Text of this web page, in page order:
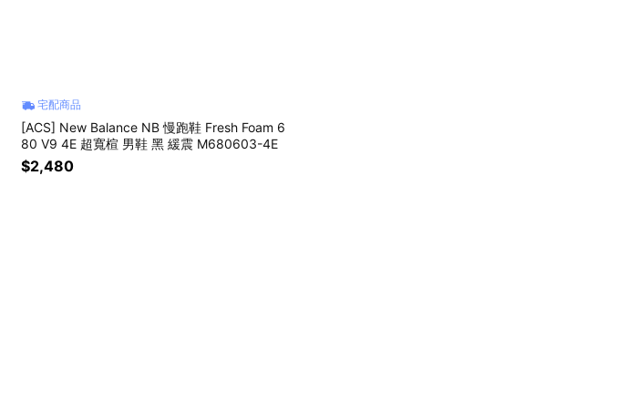
宅配商品
[ACS] New Balance NB 慢跑鞋 Fresh Foam 6
80 V9 4E 超寬楦 男鞋 黑 緩震 M680603-4E
$2,480